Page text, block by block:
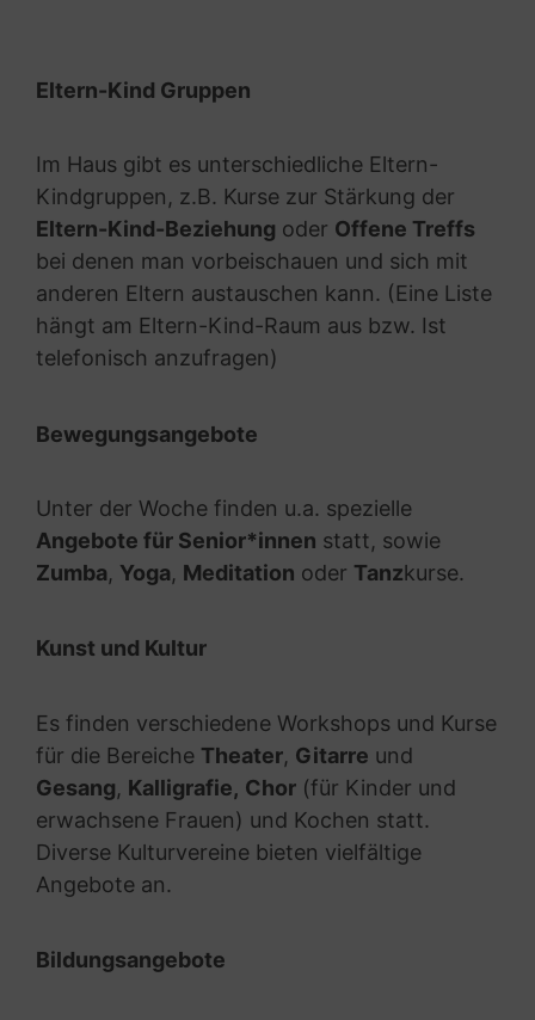
Eltern-Kind Gruppen
Im Haus gibt es unterschiedliche Eltern-
Kindgruppen, z.B. Kurse zur Stärkung der
Eltern-Kind-Beziehung oder Offene Treffs
bei denen man vorbeischauen und sich mit
anderen Eltern austauschen kann. (Eine Liste
hängt am Eltern-Kind-Raum aus bzw. Ist
telefonisch anzufragen)
Bewegungsangebote
Unter der Woche finden u.a. spezielle
Angebote für Senior*innen statt, sowie
Zumba, Yoga, Meditation oder Tanzkurse.
Kunst und Kultur
Es finden verschiedene Workshops und Kurse
für die Bereiche Theater, Gitarre und
Gesang, Kalligrafie, Chor (für Kinder und
erwachsene Frauen) und Kochen statt.
Diverse Kulturvereine bieten vielfältige
Angebote an.
Bildungsangebote